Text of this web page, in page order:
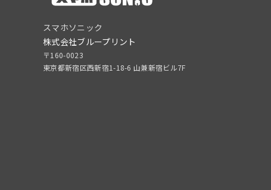
スマホソニック
株式会社ブループリント
〒160-0023
東京都新宿区西新宿1-18-6 山兼新宿ビル7F